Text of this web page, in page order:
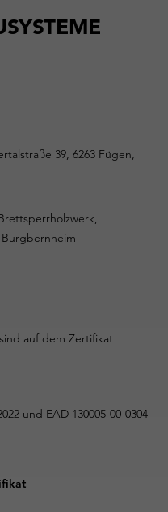
39, 6263 Fügen,
Burgbernheim
auf dem Zertifikat
und EAD 130005-00-0304